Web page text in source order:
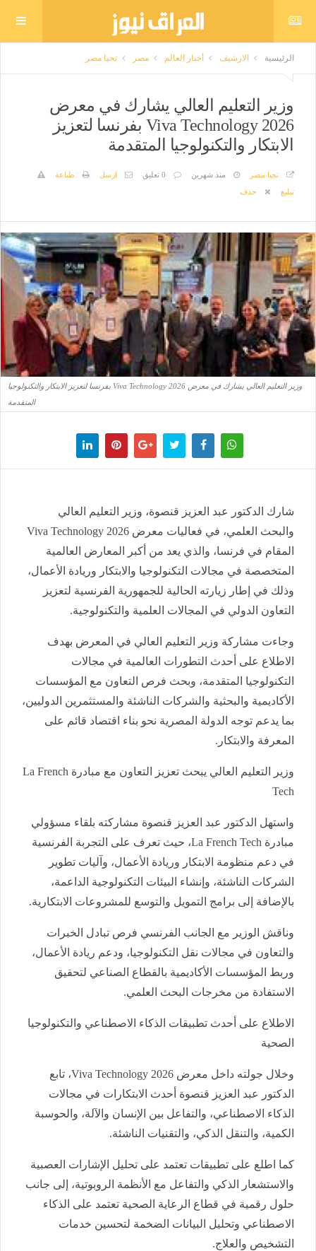
الرئيسية الارشيف أخبار العالم مصر تحيا مصر
وزير التعليم العالي يشارك في معرض
Viva Technology 2026 بفرنسا لتعزيز
الابتكار والتكنولوجيا المتقدمة
تحيا مصر منذ شهرين 0 تعليق ارسل
طباعة
تبليغ
حذف
وزير التعليم العالي يشارك في معرض Viva Technology 2026 بفرنسا لتعزيز الابتكار والتكنولوجيا
المتقدمة
شارك الدكتور عبد العزيز قنصوة، وزير التعليم العالي
والبحث العلمي، في فعاليات معرض Viva Technology 2026
المقام في فرنسا، والذي يعد من أكبر المعارض العالمية
المتخصصة في مجالات التكنولوجيا والابتكار وريادة الأعمال،
وذلك في إطار زيارته الحالية للجمهورية الفرنسية لتعزيز
التعاون الدولي في المجالات العلمية والتكنولوجية.
وجاءت مشاركة وزير التعليم العالي في المعرض بهدف
الاطلاع على أحدث التطورات العالمية في مجالات
التكنولوجيا المتقدمة، وبحث فرص التعاون مع المؤسسات
الأكاديمية والبحثية والشركات الناشئة والمستثمرين الدوليين،
بما يدعم توجه الدولة المصرية نحو بناء اقتصاد قائم على
المعرفة والابتكار.
وزير التعليم العالي يبحث تعزيز التعاون مع مبادرة La French
Tech
واستهل الدكتور عبد العزيز قنصوة مشاركته بلقاء مسؤولي
مبادرة La French Tech، حيث تعرف على التجربة الفرنسية
في دعم منظومة الابتكار وريادة الأعمال، وآليات تطوير
الشركات الناشئة، وإنشاء البيئات التكنولوجية الداعمة،
بالإضافة إلى برامج التمويل والتوسع للمشروعات الابتكارية.
وناقش الوزير مع الجانب الفرنسي فرص تبادل الخبرات
والتعاون في مجالات نقل التكنولوجيا، ودعم ريادة الأعمال،
وربط المؤسسات الأكاديمية بالقطاع الصناعي لتحقيق
الاستفادة من مخرجات البحث العلمي.
الاطلاع على أحدث تطبيقات الذكاء الاصطناعي والتكنولوجيا
الصحية
وخلال جولته داخل معرض Viva Technology 2026، تابع
الدكتور عبد العزيز قنصوة أحدث الابتكارات في مجالات
الذكاء الاصطناعي، والتفاعل بين الإنسان والآلة، والحوسبة
الكمية، والتنقل الذكي، والتقنيات الناشئة.
كما اطلع على تطبيقات تعتمد على تحليل الإشارات العصبية
والاستشعار الذكي والتفاعل مع الأنظمة الروبوتية، إلى جانب
حلول رقمية في قطاع الرعاية الصحية تعتمد على الذكاء
الاصطناعي وتحليل البيانات الضخمة لتحسين خدمات
التشخيص والعلاج.